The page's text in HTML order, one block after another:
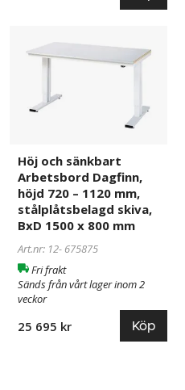
och
sänkbart
Dagfinn,
1120
mm,
stålplåtsbelagd
skiva,
BxD
1500
800
Höj och sänkbart
Arbetsbord Dagfinn,
höjd 720 – 1120 mm,
stålplåtsbelagd skiva,
BxD 1500 x 800 mm
Art.nr: 12- 675875
Fri frakt
Sänds från vårt lager inom 2
veckor
25 695 kr Köp